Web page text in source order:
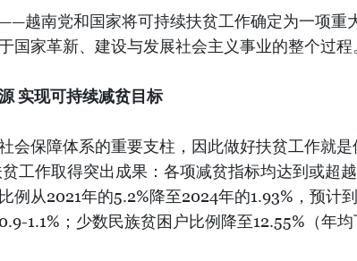
越南党和国家将可持续扶贫工作确定为一项重
国家革新、建设与发展社会主义事业的整个过程
实现可持续减贫目标
会保障体系的重要支柱，因此做好扶贫工作就
工作取得突出成果：各项减贫指标均达到或超
例从2021年的5.2%降至2024年的1.93%，预计
1.1%；少数民族贫困户比例降至12.55%（年均